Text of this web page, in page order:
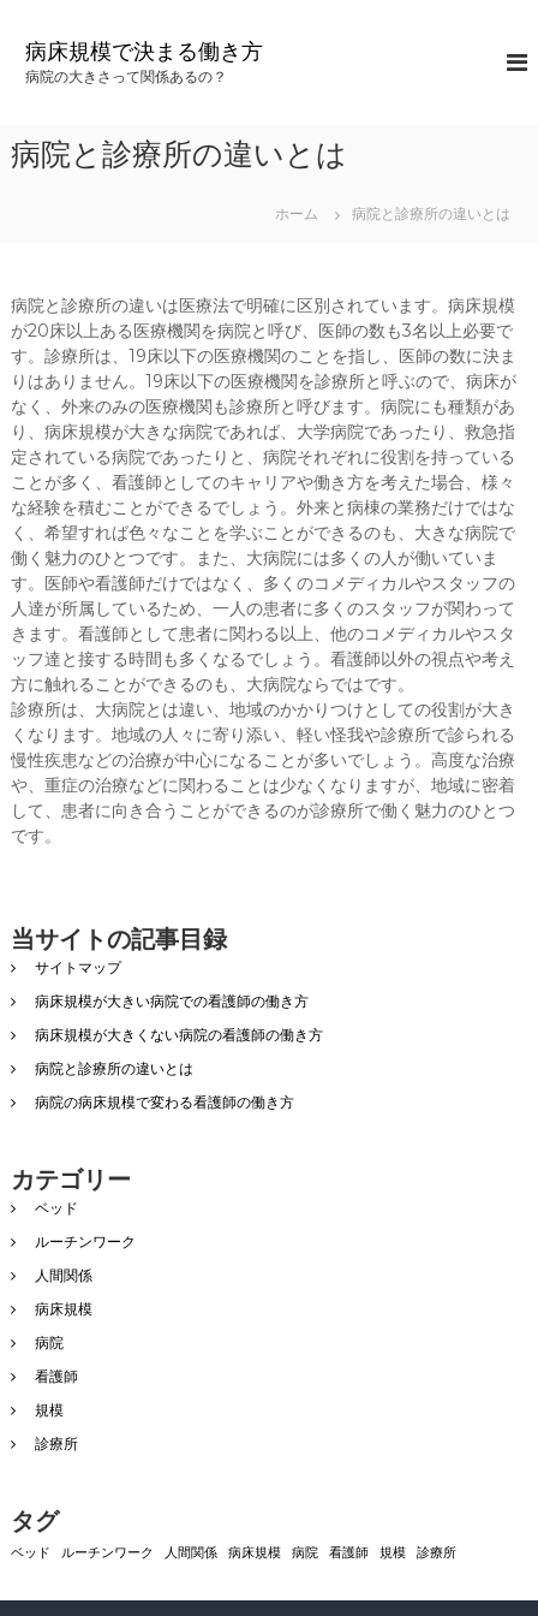
ス
病床規模で決まる働き方
病院の大きさって関係あるの？
病院と診療所の違いとは
ホーム 病院と診療所の違いとは
病院と診療所の違いは医療法で明確に区別されています。病床規模
が20床以上ある医療機関を病院と呼び、医師の数も3名以上必要で
す。診療所は、19床以下の医療機関のことを指し、医師の数に決ま
りはありません。19床以下の医療機関を診療所と呼ぶので、病床が
なく、外来のみの医療機関も診療所と呼びます。病院にも種類があ
り、病床規模が大きな病院であれば、大学病院であったり、救急指
定されている病院であったりと、病院それぞれに役割を持っている
ことが多く、看護師としてのキャリアや働き方を考えた場合、様々
な経験を積むことができるでしょう。外来と病棟の業務だけではな
く、希望すれば色々なことを学ぶことができるのも、大きな病院で
働く魅力のひとつです。また、大病院には多くの人が働いていま
す。医師や看護師だけではなく、多くのコメディカルやスタッフの
人達が所属しているため、一人の患者に多くのスタッフが関わって
きます。看護師として患者に関わる以上、他のコメディカルやスタ
ッフ達と接する時間も多くなるでしょう。看護師以外の視点や考え
方に触れることができるのも、大病院ならではです。
診療所は、大病院とは違い、地域のかかりつけとしての役割が大き
くなります。地域の人々に寄り添い、軽い怪我や診療所で診られる
慢性疾患などの治療が中心になることが多いでしょう。高度な治療
や、重症の治療などに関わることは少なくなりますが、地域に密着
して、患者に向き合うことができるのが診療所で働く魅力のひとつ
です。
当サイトの記事目録
サイトマップ
病床規模が大きい病院での看護師の働き方
病床規模が大きくない病院の看護師の働き方
病院と診療所の違いとは
病院の病床規模で変わる看護師の働き方
カテゴリー
ベッド
ルーチンワーク
人間関係
病床規模
病院
看護師
規模
診療所
タグ
ベッド ルーチンワーク 人間関係 病床規模 病院 看護師 規模 診療所